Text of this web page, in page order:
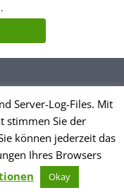
Server-Log-Files. Mit
stimmen Sie der
können jederzeit das
Ihres Browsers
Okay